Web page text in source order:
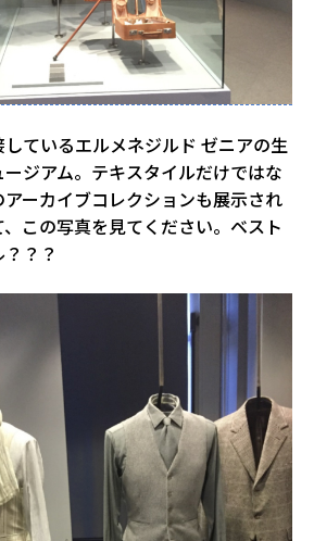
ているエルメネジルド ゼニアの生
ジアム。テキスタイルだけではな
ーカイブコレクションも展示され
この写真を見てください。ベスト
？？